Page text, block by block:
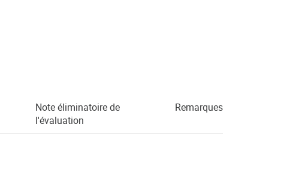
Note éliminatoire de
l'évaluation
Remarques